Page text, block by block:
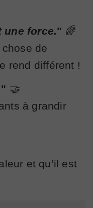
une force." 🌈
de
rend différent !
" 🤝
à grandir
et qu’il est